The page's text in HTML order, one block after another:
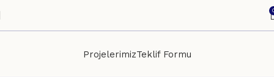
ProjelerimizTeklif Formu